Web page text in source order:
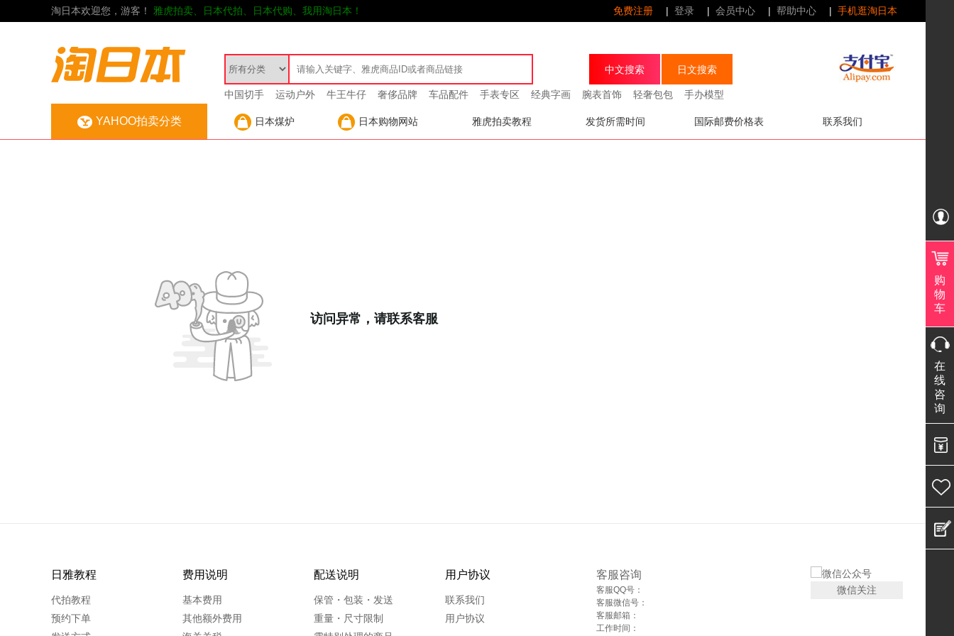
淘日本欢迎您，游客！ 雅虎拍卖、日本代拍、日本代购、我用淘日本！ 免费注册 | 登录 | 会员中心 | 帮助中心 | 手机逛淘日本
中国切手 运动户外 牛王牛仔 奢侈品牌 车品配件 手表专区 经典字画 腕表首饰 轻奢包包 手办模型
YAHOO拍卖分类 日本煤炉 日本购物网站 雅虎拍卖教程 发货所需时间 国际邮费价格表 联系我们
购
物
车
在
线
咨
询
在
线
服
务
访问异常，请联系客服
日雅教程
代拍教程
预约下单
费用说明
基本费用
其他额外费用
配送说明
保管・包装・发送
重量・尺寸限制
用户协议
联系我们
用户协议
微信关注
客服咨询
客服QQ号：
客服微信号：
客服邮箱：
工作时间：